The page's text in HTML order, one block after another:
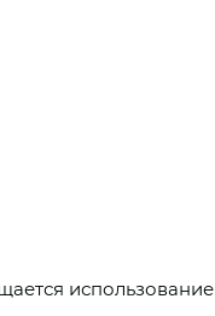
использование